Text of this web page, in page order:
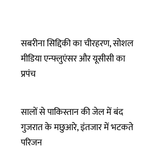
सबरीना सिद्दिकी का चीरहरण, सोशल
मीडिया एन्फ्लुएंसर और यूसीसी का
प्रपंच
सालों से पाकिस्तान की जेल में बंद
गुजरात के मछुआरे, इंतजार में भटकते
परिजन